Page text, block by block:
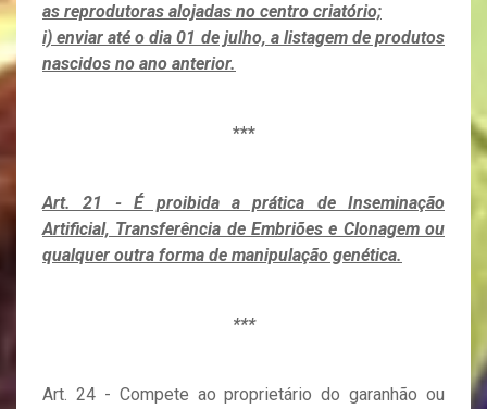
as reprodutoras alojadas no centro criatório;
i) enviar até o dia 01 de julho, a listagem de produtos
nascidos no ano anterior.
***
Art. 21 - É proibida a prática de Inseminação
Artificial, Transferência de Embriões e Clonagem ou
qualquer outra forma de manipulação genética.
***
Art. 24 - Compete ao proprietário do garanhão ou